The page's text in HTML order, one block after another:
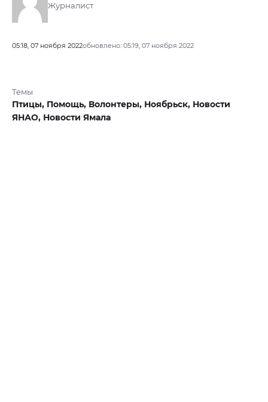
Журналист
05:18, 07 ноября 2022обновлено: 05:19, 07 ноября 2022
Темы
Птицы, Помощь, Волонтеры, Ноябрьск, Новости
ЯНАО, Новости Ямала